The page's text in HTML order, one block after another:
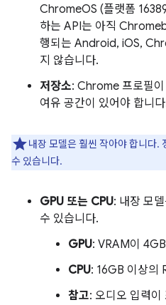
ChromeOS (플랫폼
하는 API는 아직
행되는 Android, iOS,
지 않습니다.
저장소: Chrome 프로필
여유 공간이 있어야 합니
내장 모델은 훨씬 작아야 합니다.
수 있습니다.
GPU 또는 CPU: 내장 모
수 있습니다.
GPU: VRAM이
CPU: 16GB 이상의
참고: 오디오 입력